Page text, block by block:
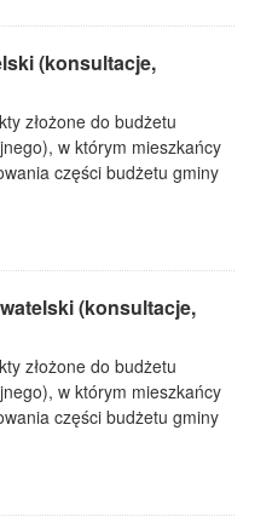
(konsultacje,
złożone do budżetu
w którym mieszkańcy
części budżetu gminy
(konsultacje,
złożone do budżetu
w którym mieszkańcy
części budżetu gminy